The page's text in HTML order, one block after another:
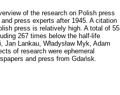
of the research on Polish press
press experts after 1945. A citation
press is relatively high. A total of 55
267 times below the half-life
Lankau, Władysław Myk, Adam
of research were ephemeral
and press from Gdańsk.